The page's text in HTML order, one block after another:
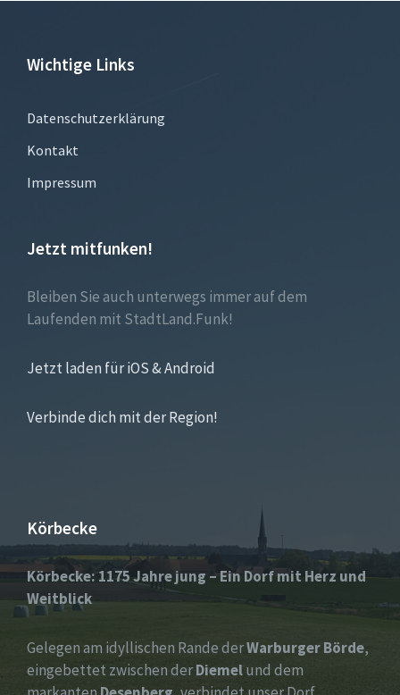
Wichtige Links
Datenschutzerklärung
Kontakt
Impressum
Jetzt mitfunken!
Bleiben Sie auch unterwegs immer auf dem
Laufenden mit StadtLand.Funk!
Jetzt laden für iOS & Android
Verbinde dich mit der Region!
Körbecke
Körbecke: 1175 Jahre jung – Ein Dorf mit Herz und
Weitblick
Gelegen am idyllischen Rande derWarburger Börde,
eingebettet zwischen derDiemelund dem